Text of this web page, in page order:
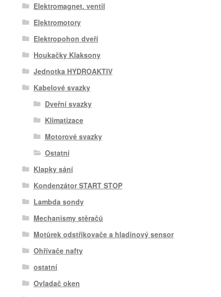
Elektromagnet. ventil
Elektromotory
Elektropohon dveří
Houkačky Klaksony
Jednotka HYDROAKTIV
Kabelové svazky
Dveřní svazky
Klimatizace
Motorové svazky
Ostatní
Klapky sání
Kondenzátor START STOP
Lambda sondy
Mechanismy stěračů
Motůrek odstřikovače a hladinový sensor
Ohřívače nafty
ostatní
Ovladač oken